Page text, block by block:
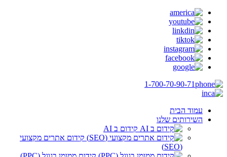
1-700-70-90-71
עמוד הבית
השירותים שלנו
קידום ב AI
קידום אתרים מקצועי
(SEO)